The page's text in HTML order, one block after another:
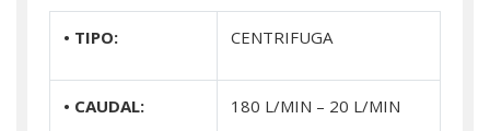
• TIPO: CENTRIFUGA
• CAUDAL: 180 L/MIN – 20 L/MIN